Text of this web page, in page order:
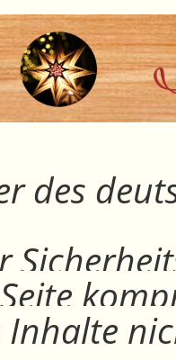
des